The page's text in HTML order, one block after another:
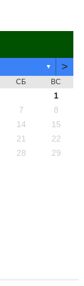
▼ >
СБ ВС
1
7
8
14
15
21
22
28
29